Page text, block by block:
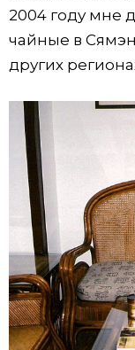
2004 году мне
чайные в
других